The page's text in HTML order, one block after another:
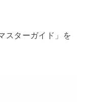
スターガイド」を